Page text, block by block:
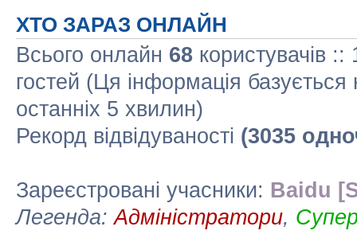
ХТО ЗАРАЗ ОНЛАЙН
Всього онлайн 68 користувачів
гостей (Ця інформація базується
останніх 5 хвилин)
Рекорд відвідуваності (3035
Зареєстровані учасники: Baidu
Легенда:Адміністратори,